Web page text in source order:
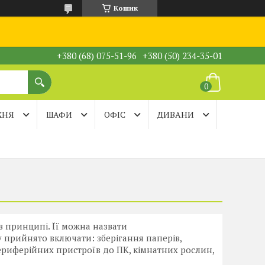
Кошик
+380 (68) 075-51-96 +380 (50) 234-35-01
ШАФИ ОФІС ДИВАНИ
принципі. Її можна назвати
включати: зберігання паперів,
пристроїв до ПК, кімнатних рослин,